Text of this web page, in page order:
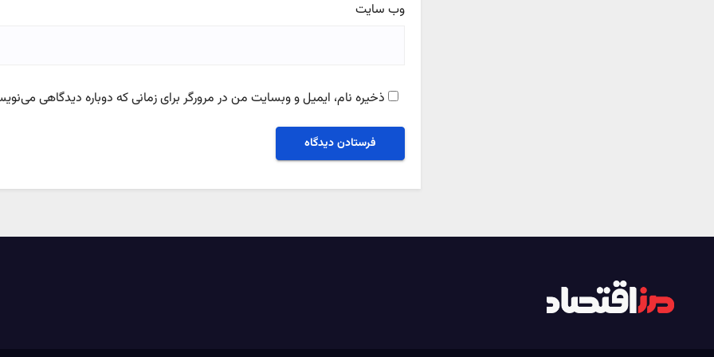
وب‌ سایت
ذخیره نام، ایمیل و وبسایت من در مرورگر برای زمانی که دوباره دیدگاهی